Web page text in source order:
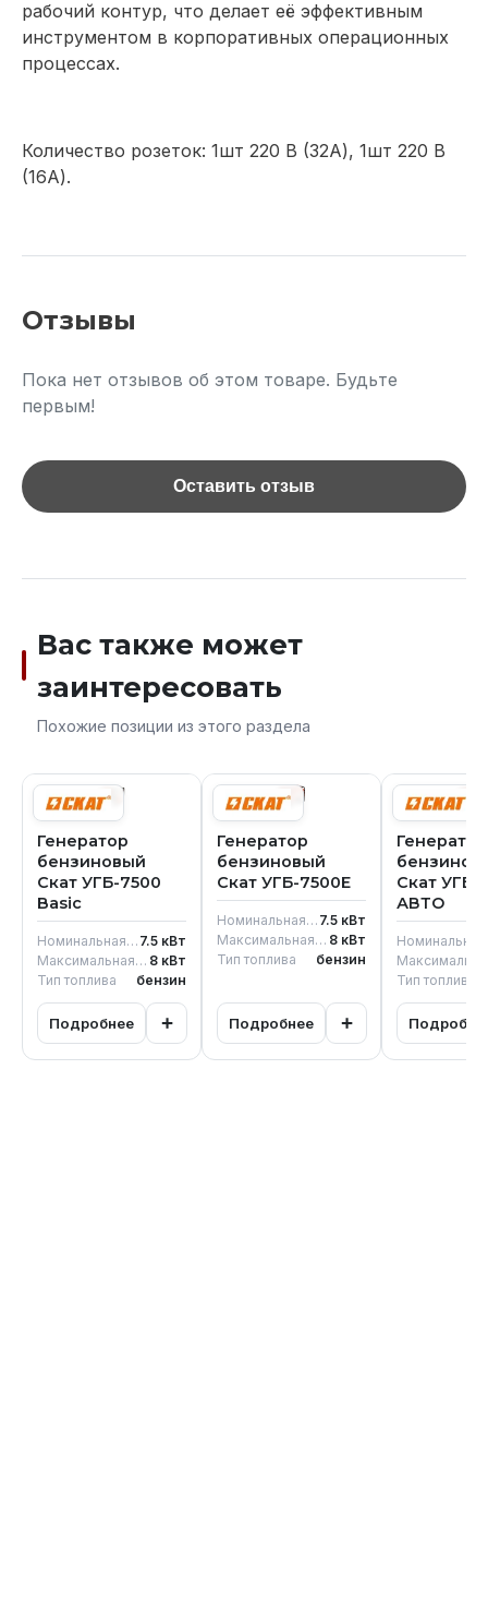
рабочий контур, что делает её эффективным
инструментом в корпоративных операционных
процессах.
Количество розеток: 1шт 220 В (32А), 1шт 220 В
(16А).
Отзывы
Пока нет отзывов об этом товаре. Будьте
первым!
Оставить отзыв
Вас также может
заинтересовать
Похожие позиции из этого раздела
Генератор
бензиновый
Скат УГБ-7500
Basic
Номинальная мощность 7.5 кВт
Максимальная мощность генератора 8 кВт
Тип топлива
бензин
Подробнее +
Генератор
бензиновый
Скат УГБ-7500Е
Номинальная мощность 7.5 кВт
Максимальная мощность генератора 8 кВт
Тип топлива
бензин
Подробнее +
Генератор
Скат УГБ-
АВТО
Тип топлива